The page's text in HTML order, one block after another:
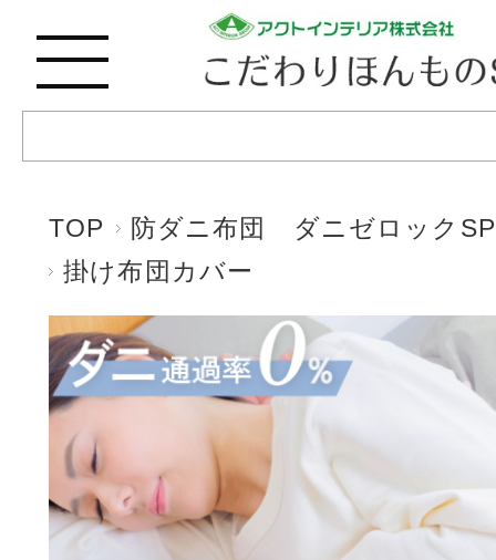
TOP
防ダニ布団 ダニゼロックSP
掛け布団カバー